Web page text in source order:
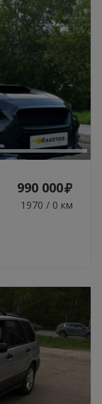
990 000
1970 / 0 км